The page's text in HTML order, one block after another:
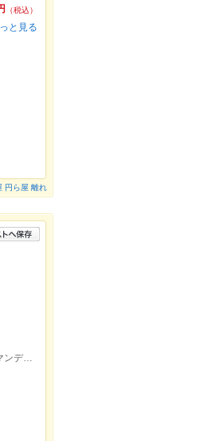
（税込）
と見る
円ら屋 離れ
JR長崎駅から車で5分／無料送迎バス（長崎駅西口発：毎時00分,35分・アマンディ発：毎時25分,50分）